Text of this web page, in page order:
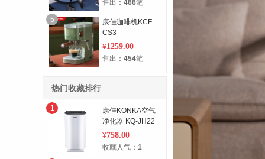
售出： 466笔
5
康佳咖啡机KCF-
CS3
¥1259.00
售出： 454笔
热门收藏排行
1
康佳KONKA空气
净化器 KQ-JH22
¥758.00
收藏人气： 1